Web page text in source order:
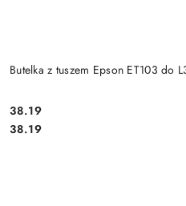
Butelka z tuszem Epson ET103 do
Cena:
38.19
Cena:
38.19